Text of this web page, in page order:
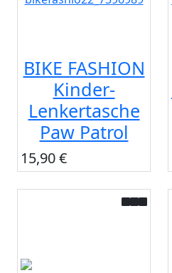
BIKE FASHION
Kinder-
Lenkertasche
Paw Patrol
15,90 €